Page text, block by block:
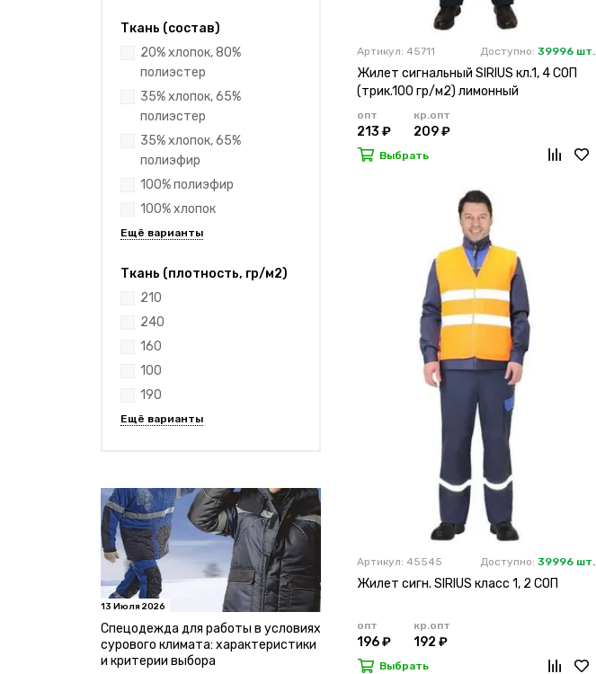
Ткань (состав)
20% хлопок, 80%
полиэстер
35% хлопок, 65%
полиэстер
35% хлопок, 65%
полиэфир
100% полиэфир
100% хлопок
Ткань (плотность, гр/м2)
210
240
160
100
190
13 Июля 2026
Спецодежда для работы в условиях
сурового климата: характеристики
и критерии выбора
Артикул: 45711 Доступно: 39996 шт.
Жилет сигнальный SIRIUS кл.1, 4 СОП
(трик.100 гр/м2) лимонный
опт
213 ₽
кр.опт
209 ₽
Выбрать
Артикул: 45545 Доступно: 39996 шт.
Жилет сигн. SIRIUS класс 1, 2 СОП
опт
196 ₽
кр.опт
192 ₽
Выбрать